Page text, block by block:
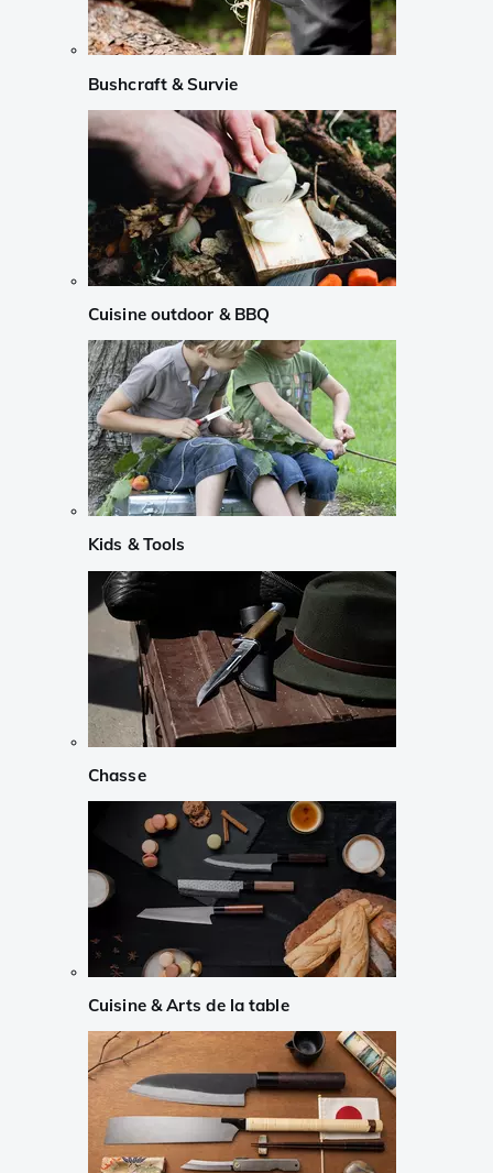
Bushcraft & Survie
Cuisine outdoor & BBQ
Kids & Tools
Chasse
Cuisine & Arts de la table